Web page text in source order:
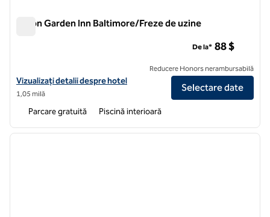
Hilton Garden Inn Baltimore/Freze de uzine
Vizualizați detaliile hotelului Hilton Garden Inn Baltimore/Owings
Vizualizați detalii despre hotel
1,05 milă
De la* 88 $
Reducere Honors nerambursabilă
Selectare date
Parcare gratuită Piscină interioară
1 din 12